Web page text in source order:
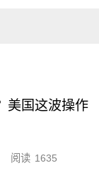
美国这波操作
阅读 1635